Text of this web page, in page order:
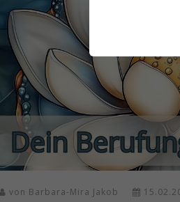
von Barbara-Mira Jakob